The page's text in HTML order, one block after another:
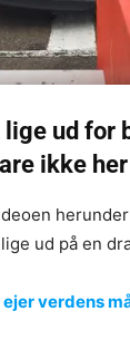
ud for
ikke her
ud på en
verdens